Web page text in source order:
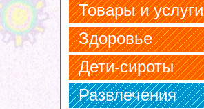
Товары и услуги
Здоровье
Дети-сироты
Развлечения